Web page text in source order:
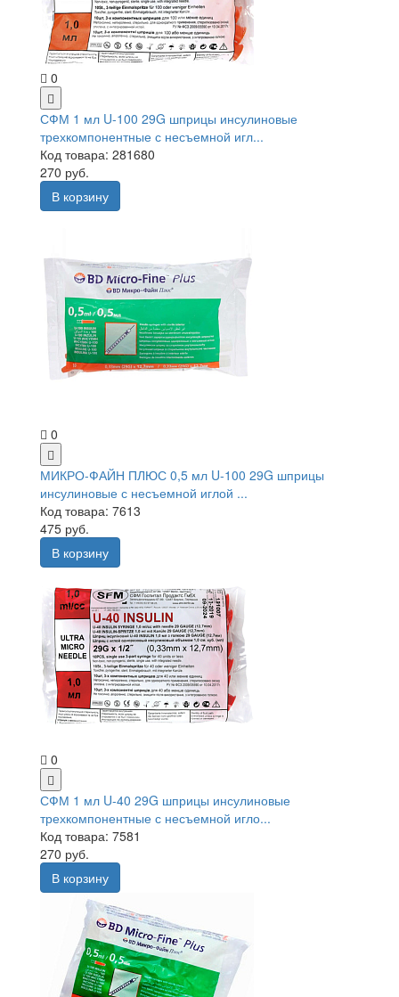
0
СФМ 1 мл U-100 29G шприцы инсулиновые
трехкомпонентные с несъемной игл...
Код товара: 281680
270 руб.
В корзину
0
МИКРО-ФАЙН ПЛЮС 0,5 мл U-100 29G шприцы
инсулиновые с несъемной иглой ...
Код товара: 7613
475 руб.
В корзину
0
СФМ 1 мл U-40 29G шприцы инсулиновые
трехкомпонентные с несъемной игло...
Код товара: 7581
270 руб.
В корзину